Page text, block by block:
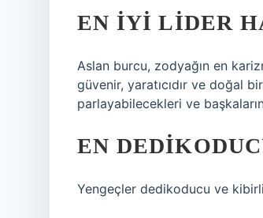
EN IYI LIDER
Aslan burcu, zodyağın en
güvenir, yaratıcıdır ve doğal
parlayabilecekleri ve
EN
Yengeçler dedikoducu ve kibirli